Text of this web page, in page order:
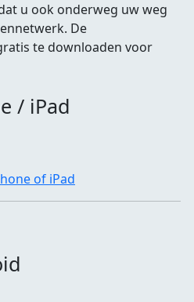
u ook onderweg uw weg
De
te downloaden voor
/ iPad
of iPad